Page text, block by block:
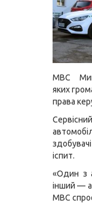
МВС
яких
права
іспит.
«Один з
інший —
МВС